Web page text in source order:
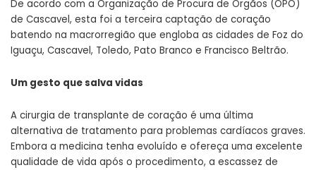
De acordo com a Organização de Procura de Órgãos (OPO)
de Cascavel, esta foi a terceira captação de coração
batendo na macrorregião que engloba as cidades de Foz do
Iguaçu, Cascavel, Toledo, Pato Branco e Francisco Beltrão.
Um gesto que salva vidas
A cirurgia de transplante de coração é uma última
alternativa de tratamento para problemas cardíacos graves.
Embora a medicina tenha evoluído e ofereça uma excelente
qualidade de vida após o procedimento, a escassez de